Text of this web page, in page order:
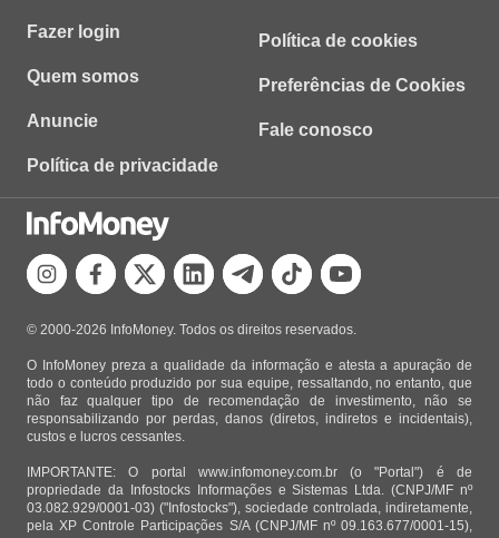
Fazer login
Quem somos
Anuncie
Política de privacidade
Política de cookies
Preferências de Cookies
Fale conosco
© 2000-2026 InfoMoney. Todos os direitos reservados.
O InfoMoney preza a qualidade da informação e atesta a apuração de
todo o conteúdo produzido por sua equipe, ressaltando, no entanto, que
não faz qualquer tipo de recomendação de investimento, não se
responsabilizando por perdas, danos (diretos, indiretos e incidentais),
custos e lucros cessantes.
IMPORTANTE: O portal www.infomoney.com.br (o "Portal") é de
propriedade da Infostocks Informações e Sistemas Ltda. (CNPJ/MF nº
03.082.929/0001-03) ("Infostocks"), sociedade controlada, indiretamente,
pela XP Controle Participações S/A (CNPJ/MF nº 09.163.677/0001-15),